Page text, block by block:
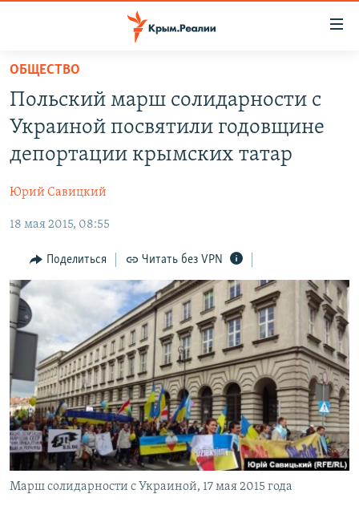
Вернуться
основному
содержанию
Вернутся
главной
навигации
Вернутся
поиску
11 ЛЕТ ОККУПАЦИИ КРЫМА. 11 ИСТОРИЙ СОПРОТИВЛЕНИЯ
ВОДА
ЕЩЕ
ИНТЕРАКТИВ
ИНФОГРАФИКА
ТЕЛЕПРОЕКТ КРЫМ.РЕАЛИИ
СОВЕТЫ ПРАВОЗАЩИТНИКОВ
ПРОПАВШИЕ БЕЗ ВЕСТИ
ПОБЕДИТЕЛЕЙ НЕ СУДЯТ?
КРЫМ.НЕПОКОРЕННЫЙ
ELIFBE
УКРАИНСКАЯ ПРОБЛЕМА КРЫМА
РАДІО СВОБОДА
КАК ОБОЙТИ БЛОКИРОВКУ
Українською
Qırımtatar
ПРИСОЕДИНЯЙТЕСЬ!
Все сайты RFE/RL
ОБЩЕСТВО
Польский марш солидарности с
Украиной посвятили годовщине
депортации крымских татар
Юрий Савицкий
18 мая 2015, 08:55
Поделиться Читать без VPN
Марш солидарности с Украиной, 17 мая 2015 года